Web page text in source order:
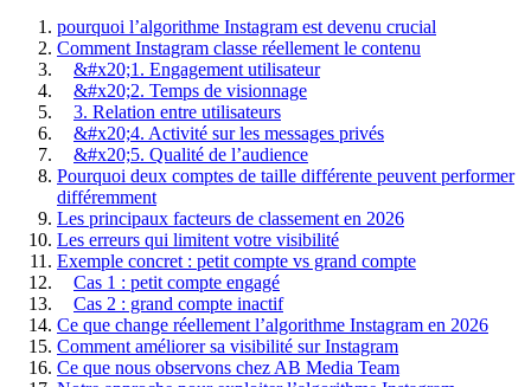
pourquoi l’algorithme Instagram est devenu crucial
Comment Instagram classe réellement le contenu
&#x20;1. Engagement utilisateur
&#x20;2. Temps de visionnage
3. Relation entre utilisateurs
&#x20;4. Activité sur les messages privés
&#x20;5. Qualité de l’audience
Pourquoi deux comptes de taille différente peuvent performer
différemment
Les principaux facteurs de classement en 2026
Les erreurs qui limitent votre visibilité
Exemple concret : petit compte vs grand compte
Cas 1 : petit compte engagé
Cas 2 : grand compte inactif
Ce que change réellement l’algorithme Instagram en 2026
Comment améliorer sa visibilité sur Instagram
Ce que nous observons chez AB Media Team